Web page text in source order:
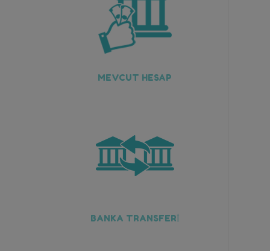
MEVCUT HESAP
BANKA TRANSFERİ